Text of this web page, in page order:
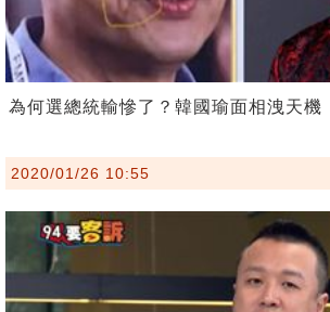
為何選總統輸慘了？韓國瑜面相洩天機
2020/01/26 10:55